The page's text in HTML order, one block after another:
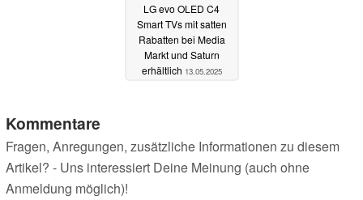
LG evo OLED C4
Smart TVs mit satten
Rabatten bei Media
Markt und Saturn
erhältlich 13.05.2025
Kommentare
Fragen, Anregungen, zusätzliche Informationen zu diesem
Artikel? - Uns interessiert Deine Meinung (auch ohne
Anmeldung möglich)!